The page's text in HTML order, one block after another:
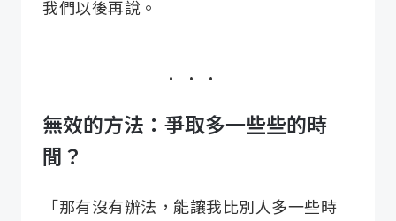
我們以後再說。
無效的方法：爭取多一些些的時
間？
「那有沒有辦法，能讓我比別人多一些時